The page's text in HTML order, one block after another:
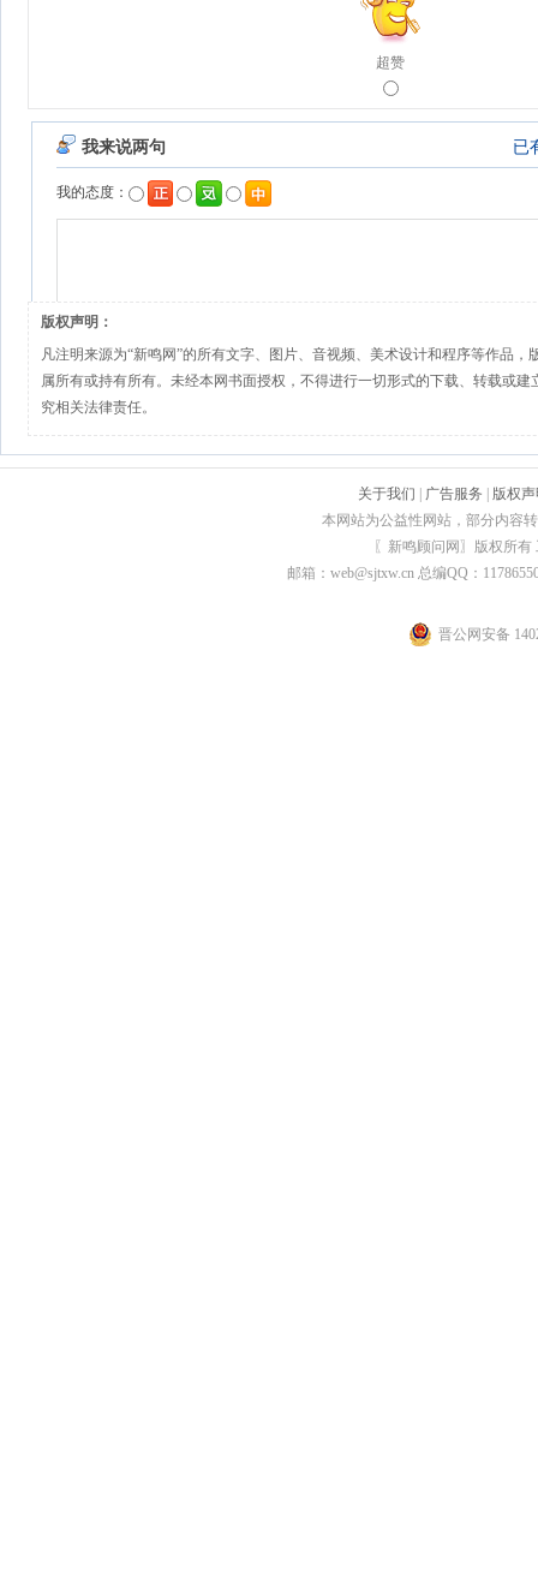
超赞
版权声明：
凡注明来源为“新鸣网”的所有文字、图片、音视频、美术设计和程序等作品，
属所有或持有所有。未经本网书面授权，不得进行一切形式的下载、转载或
究相关法律责任。
关于我们 广告服务
版权
本网站为公益性网站，部分内容
〖新鸣顾问网〗版权所
邮箱：web@sjtxw.cn 总编QQ：
晋公网安备